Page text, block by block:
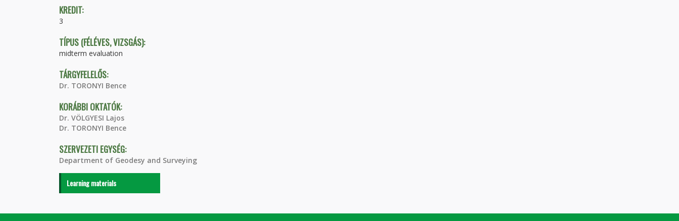
KREDIT:
3
TÍPUS (FÉLÉVES, VIZSGÁS):
midterm evaluation
TÁRGYFELELŐS:
Dr. TORONYI Bence
KORÁBBI OKTATÓK:
Dr. VÖLGYESI Lajos
Dr. TORONYI Bence
SZERVEZETI EGYSÉG:
Department of Geodesy and Surveying
Learning materials